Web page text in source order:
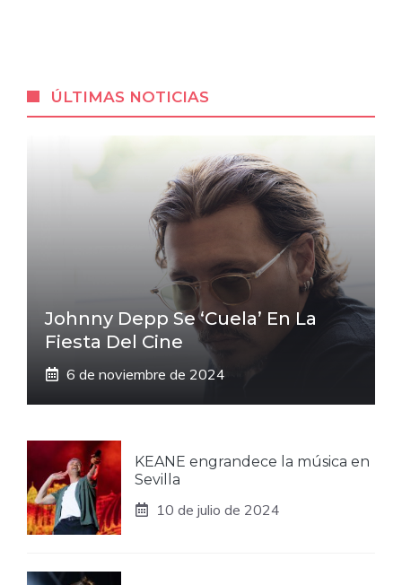
ÚLTIMAS NOTICIAS
Johnny Depp Se ‘cuela’ En La
Fiesta Del Cine
6 de noviembre de 2024
KEANE engrandece la música en
Sevilla
10 de julio de 2024